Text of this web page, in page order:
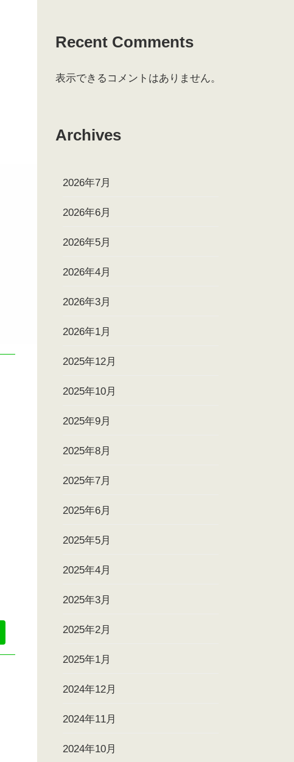
Recent Comments
表示できるコメントはありません。
Archives
2026年7月
2026年6月
2026年5月
2026年4月
2026年3月
2026年1月
2025年12月
2025年10月
2025年9月
2025年8月
2025年7月
2025年6月
2025年5月
2025年4月
2025年3月
2025年2月
2025年1月
2024年12月
2024年11月
2024年10月